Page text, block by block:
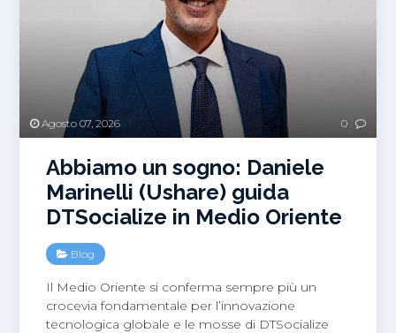
Agosto 07, 2026 0
Abbiamo un sogno: Daniele
Marinelli (Ushare) guida
DTSocialize in Medio Oriente
Blog
Il Medio Oriente si conferma sempre più un
crocevia fondamentale per l’innovazione
tecnologica globale e le mosse di DTSocialize